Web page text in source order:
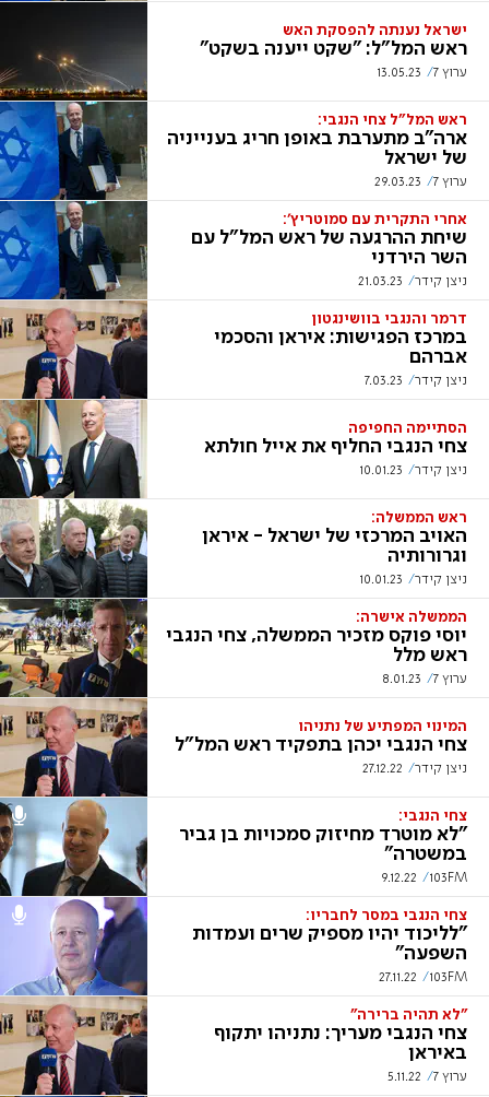
ישראל נענתה להפסקת האש
ראש המל"ל: "שקט ייענה בשקט"
ערוץ 7 13.05.23
ראש המל"ל צחי הנגבי:
ארה"ב מתערבת באופן חריג בענייניה
של ישראל
ערוץ 7 29.03.23
אחרי התקרית עם סמוטריץ':
שיחת ההרגעה של ראש המל"ל עם
השר הירדני
ניצן קידר 21.03.23
דרמר והנגבי בוושינגטון
במרכז הפגישות: איראן והסכמי
אברהם
ניצן קידר 7.03.23
הסתיימה החפיפה
צחי הנגבי החליף את אייל חולתא
ניצן קידר 10.01.23
ראש הממשלה:
האויב המרכזי של ישראל - איראן
וגרורותיה
ניצן קידר 10.01.23
הממשלה אישרה:
יוסי פוקס מזכיר הממשלה, צחי הנגבי
ראש מלל
ערוץ 7 8.01.23
המינוי המפתיע של נתניהו
צחי הנגבי יכהן בתפקיד ראש המל"ל
ניצן קידר 27.12.22
צחי הנגבי:
"לא מוטרד מחיזוק סמכויות בן גביר
במשטרה"
103FM
9.12.22
צחי הנגבי במסר לחבריו:
"לליכוד יהיו מספיק שרים ועמדות
השפעה"
103FM
27.11.22
"לא תהיה ברירה"
צחי הנגבי מעריך: נתניהו יתקוף
באיראן
ערוץ 7 5.11.22